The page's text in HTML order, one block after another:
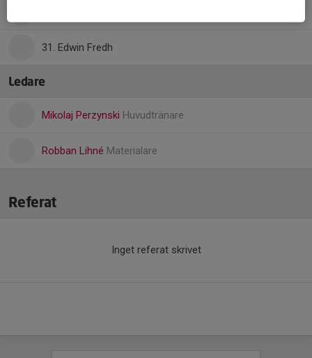
31. Edwin Fredh
Ledare
Mikolaj Perzynski Huvudtränare
Robban Lihné Materialare
Referat
Inget referat skrivet